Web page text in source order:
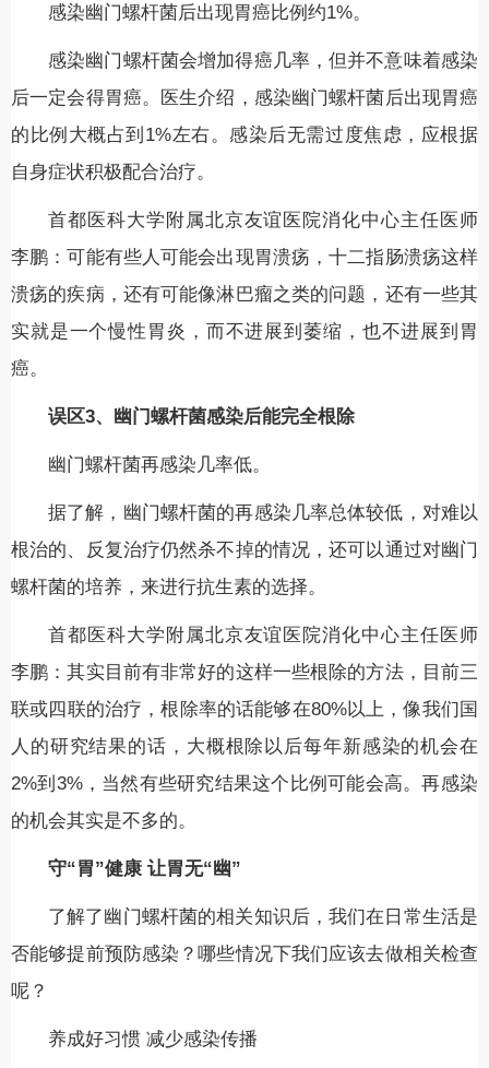
感染幽门螺杆菌后出现胃癌比例约1%。
感染幽门螺杆菌会增加得癌几率，但并不意味着感染
后一定会得胃癌。医生介绍，感染幽门螺杆菌后出现胃癌
的比例大概占到1%左右。感染后无需过度焦虑，应根据
自身症状积极配合治疗。
首都医科大学附属北京友谊医院消化中心主任医师
李鹏：可能有些人可能会出现胃溃疡，十二指肠溃疡这样
溃疡的疾病，还有可能像淋巴瘤之类的问题，还有一些其
实就是一个慢性胃炎，而不进展到萎缩，也不进展到胃
癌。
误区3、幽门螺杆菌感染后能完全根除
幽门螺杆菌再感染几率低。
据了解，幽门螺杆菌的再感染几率总体较低，对难以
根治的、反复治疗仍然杀不掉的情况，还可以通过对幽门
螺杆菌的培养，来进行抗生素的选择。
首都医科大学附属北京友谊医院消化中心主任医师
李鹏：其实目前有非常好的这样一些根除的方法，目前三
联或四联的治疗，根除率的话能够在80%以上，像我们国
人的研究结果的话，大概根除以后每年新感染的机会在
2%到3%，当然有些研究结果这个比例可能会高。再感染
的机会其实是不多的。
守“胃”健康 让胃无“幽”
了解了幽门螺杆菌的相关知识后，我们在日常生活是
否能够提前预防感染？哪些情况下我们应该去做相关检查
呢？
养成好习惯 减少感染传播